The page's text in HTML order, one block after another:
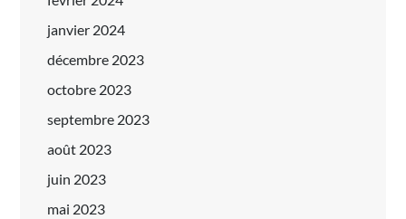
janvier 2024
décembre 2023
octobre 2023
septembre 2023
août 2023
juin 2023
mai 2023